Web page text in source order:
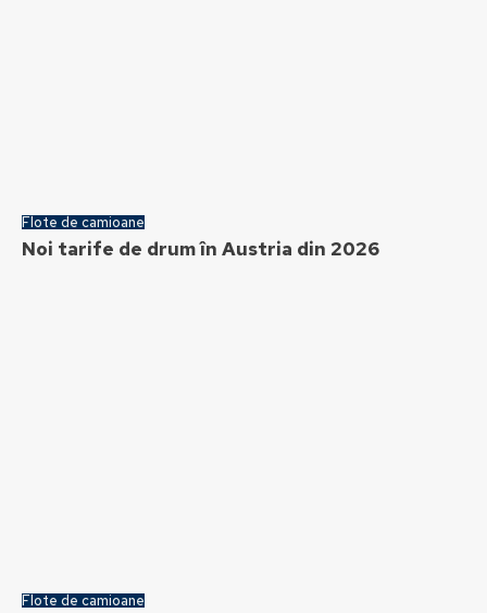
Flote de camioane
Noi tarife de drum în Austria din 2026
Flote de camioane